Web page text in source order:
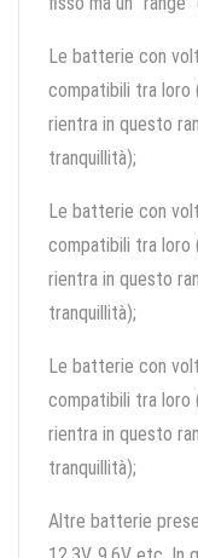
Le batterie con
compatibili tra loro
rientra in questo
tranquillità);
Le batterie con
compatibili tra loro
rientra in questo
tranquillità);
Le batterie con
compatibili tra loro
rientra in questo
tranquillità);
Altre batterie